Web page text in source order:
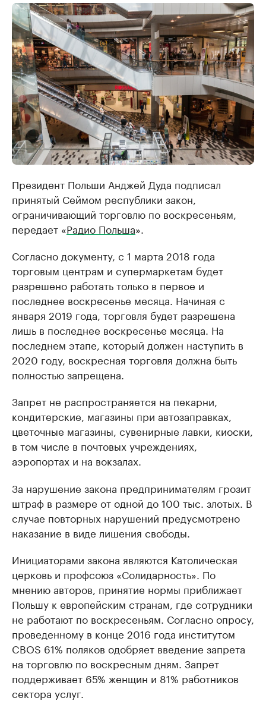
Президент Польши Анджей Дуда подписал
принятый Сеймом республики закон,
ограничивающий торговлю по воскресеньям,
передает «Радио Польша».
Согласно документу, с 1 марта 2018 года
торговым центрам и супермаркетам будет
разрешено работать только в первое и
последнее воскресенье месяца. Начиная с
января 2019 года, торговля будет разрешена
лишь в последнее воскресенье месяца. На
последнем этапе, который должен наступить в
2020 году, воскресная торговля должна быть
полностью запрещена.
Запрет не распространяется на пекарни,
кондитерские, магазины при автозаправках,
цветочные магазины, сувенирные лавки, киоски,
в том числе в почтовых учреждениях,
аэропортах и на вокзалах.
За нарушение закона предпринимателям грозит
штраф в размере от одной до 100 тыс. злотых. В
случае повторных нарушений предусмотрено
наказание в виде лишения свободы.
Инициаторами закона являются Католическая
церковь и профсоюз «Солидарность». По
мнению авторов, принятие нормы приближает
Польшу к европейским странам, где сотрудники
не работают по воскресеньям. Согласно опросу,
проведенному в конце 2016 года институтом
CBOS 61% поляков одобряет введение запрета
на торговлю по воскресным дням. Запрет
поддерживает 65% женщин и 81% работников
сектора услуг.